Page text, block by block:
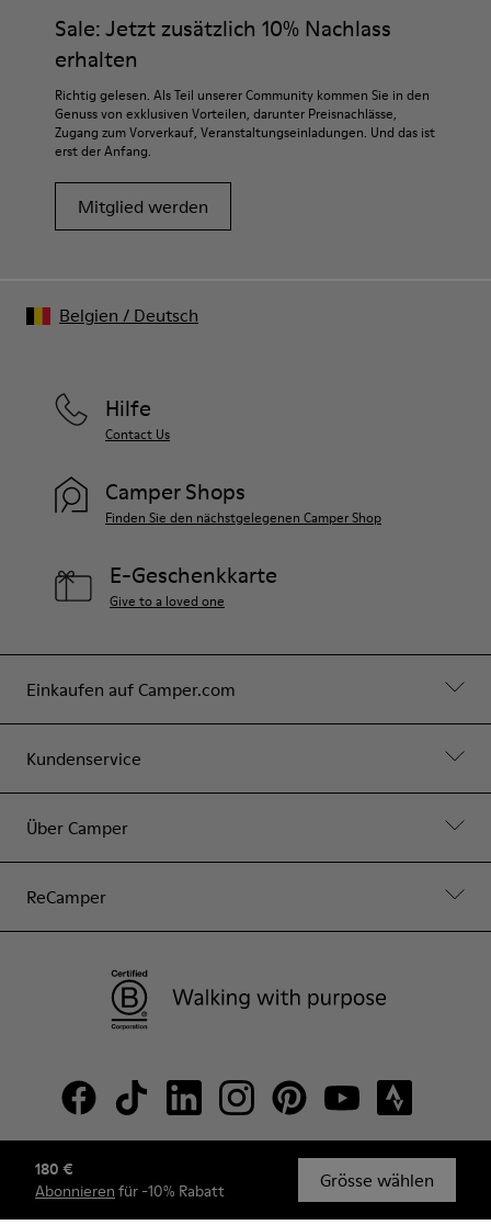
180 €
Abonnieren für -10% Rabatt Grösse wählen
Sale: Jetzt zusätzlich 10% Nachlass
erhalten
Richtig gelesen. Als Teil unserer Community kommen Sie in den
Genuss von exklusiven Vorteilen, darunter Preisnachlässe,
Zugang zum Vorverkauf, Veranstaltungseinladungen. Und das ist
erst der Anfang.
Mitglied werden
Einkaufen auf Camper.com
Kundenservice
Über Camper
ReCamper
Hilfe
Contact Us
Camper Shops
Finden Sie den nächstgelegenen Camper Shop
E-Geschenkkarte
Give to a loved one
© Camper, 2026
Belgien / Deutsch